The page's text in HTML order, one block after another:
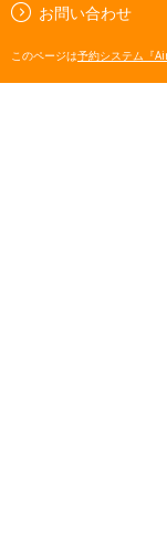
お問い合わせ
このページは予約システム『